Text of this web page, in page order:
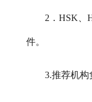
2．HSK、
件。
3.推荐机构